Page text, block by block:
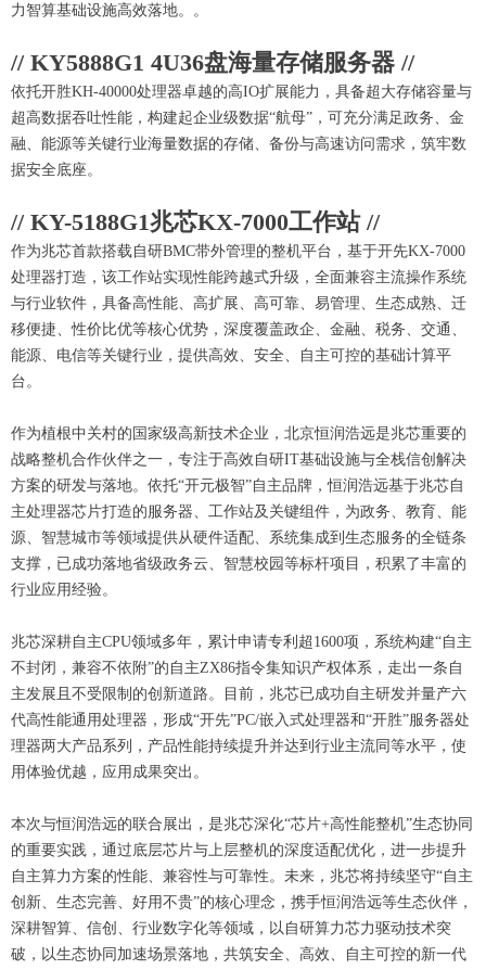
力智算基础设施高效落地。。
// KY5888G1 4U36盘海量存储服务器 //
依托开胜KH-40000处理器卓越的高IO扩展能力，具备超大存储容量与
超高数据吞吐性能，构建起企业级数据“航母”，可充分满足政务、金
融、能源等关键行业海量数据的存储、备份与高速访问需求，筑牢数
据安全底座。
// KY-5188G1兆芯KX-7000工作站 //
作为兆芯首款搭载自研BMC带外管理的整机平台，基于开先KX-7000
处理器打造，该工作站实现性能跨越式升级，全面兼容主流操作系统
与行业软件，具备高性能、高扩展、高可靠、易管理、生态成熟、迁
移便捷、性价比优等核心优势，深度覆盖政企、金融、税务、交通、
能源、电信等关键行业，提供高效、安全、自主可控的基础计算平
台。
作为植根中关村的国家级高新技术企业，北京恒润浩远是兆芯重要的
战略整机合作伙伴之一，专注于高效自研IT基础设施与全栈信创解决
方案的研发与落地。依托“开元极智”自主品牌，恒润浩远基于兆芯自
主处理器芯片打造的服务器、工作站及关键组件，为政务、教育、能
源、智慧城市等领域提供从硬件适配、系统集成到生态服务的全链条
支撑，已成功落地省级政务云、智慧校园等标杆项目，积累了丰富的
行业应用经验。
兆芯深耕自主CPU领域多年，累计申请专利超1600项，系统构建“自主
不封闭，兼容不依附”的自主ZX86指令集知识产权体系，走出一条自
主发展且不受限制的创新道路。目前，兆芯已成功自主研发并量产六
代高性能通用处理器，形成“开先”PC/嵌入式处理器和“开胜”服务器处
理器两大产品系列，产品性能持续提升并达到行业主流同等水平，使
用体验优越，应用成果突出。
本次与恒润浩远的联合展出，是兆芯深化“芯片+高性能整机”生态协同
的重要实践，通过底层芯片与上层整机的深度适配优化，进一步提升
自主算力方案的性能、兼容性与可靠性。未来，兆芯将持续坚守“自主
创新、生态完善、好用不贵”的核心理念，携手恒润浩远等生态伙伴，
深耕智算、信创、行业数字化等领域，以自研算力芯力驱动技术突
破，以生态协同加速场景落地，共筑安全、高效、自主可控的新一代